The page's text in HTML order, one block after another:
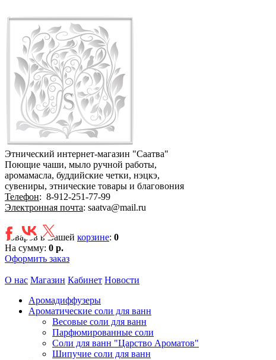
Этнический интернет-магазин "Саатва"
Поющие чаши, мыло ручной работы,
аромамасла, буддийские четки, нэцкэ,
сувениры, этнические товары и благовония
Телефон: 8-912-251-77-99
Электронная почта: saatva@mail.ru
Товаров в Вашей корзине: 0
На сумму: 0 р.
Оформить заказ
О нас Магазин Кабинет Новости
Аромадиффузеры
Ароматические соли для ванн
Весовые соли для ванн
Парфюмированные соли
Соли для ванн "Царство Ароматов"
Шипучие соли для ванн